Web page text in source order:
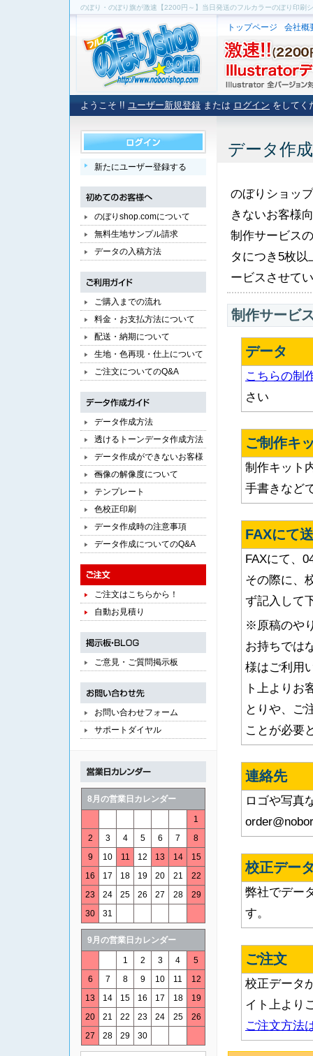
のぼり・のぼり旗が激速【2200円～】当日発送のフルカラーのぼり印刷
トップページ 会社概
ようこそ !! ユーザー新規登録 または ログイン をしてく
データ作
のぼりショッ
きないお客様
制作サービス
タにつき5枚
ービスさせて
制作サービ
データ
こちらの制
さい
ご制作キ
制作キット
手書きなど
FAXにて
FAXにて、
その際に、
ず記入して
※原稿のや
お持ちでは
様はご利用
ト上よりお
とりや、ご
ことが必要
連絡先
ロゴや写真
校正デー
弊社でデー
す。
ご注文
校正データ
イト上より
ご注文方法
新たにユーザー登録する
のぼりshop.comについて
無料生地サンプル請求
データの入稿方法
ご購入までの流れ
料金・お支払方法について
配送・納期について
生地・色再現・仕上について
ご注文についてのQ&A
データ作成方法
透けるトーンデータ作成方法
データ作成ができないお客様
へ
画像の解像度について
テンプレート
色校正印刷
データ作成時の注意事項
データ作成についてのQ&A
ご注文はこちらから！
自動お見積り
ご意見・ご質問掲示板
お問い合わせフォーム
サポートダイヤル
8月の営業日カレンダー
1
2
3 4 5 6 7
8
9
10 11 12 13 14
15
16
17 18 19 20 21
22
23
24 25 26 27 28
29
30
31
9月の営業日カレンダー
1 2 3 4
5
6
7 8 9 10 11
12
13
14 15 16 17 18
19
20
21 22 23 24 25
26
27
28 29 30